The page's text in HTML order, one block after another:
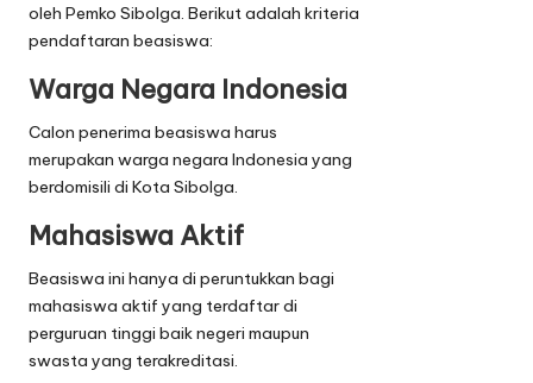
oleh Pemko Sibolga. Berikut adalah kriteria
pendaftaran beasiswa:
Warga Negara Indonesia
Calon penerima beasiswa harus
merupakan warga negara Indonesia yang
berdomisili di Kota Sibolga.
Mahasiswa Aktif
Beasiswa ini hanya di peruntukkan bagi
mahasiswa aktif yang terdaftar di
perguruan tinggi baik negeri maupun
swasta yang terakreditasi.